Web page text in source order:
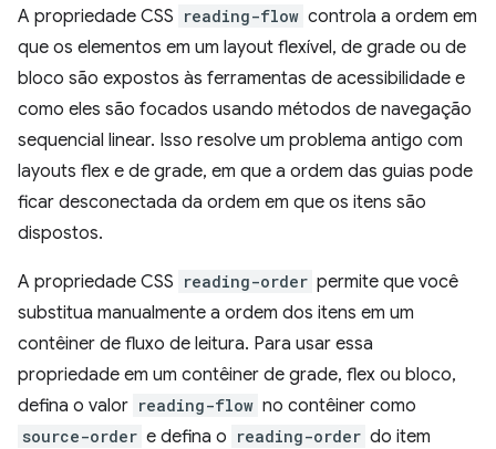
A propriedade CSS reading-flow controla a ordem em
que os elementos em um layout flexível, de grade ou de
bloco são expostos às ferramentas de acessibilidade e
como eles são focados usando métodos de navegação
sequencial linear. Isso resolve um problema antigo com
layouts flex e de grade, em que a ordem das guias pode
ficar desconectada da ordem em que os itens são
dispostos.
A propriedade CSS reading-order permite que você
substitua manualmente a ordem dos itens em um
contêiner de fluxo de leitura. Para usar essa
propriedade em um contêiner de grade, flex ou bloco,
defina o valor reading-flow no contêiner como
source-order e defina o reading-order do item